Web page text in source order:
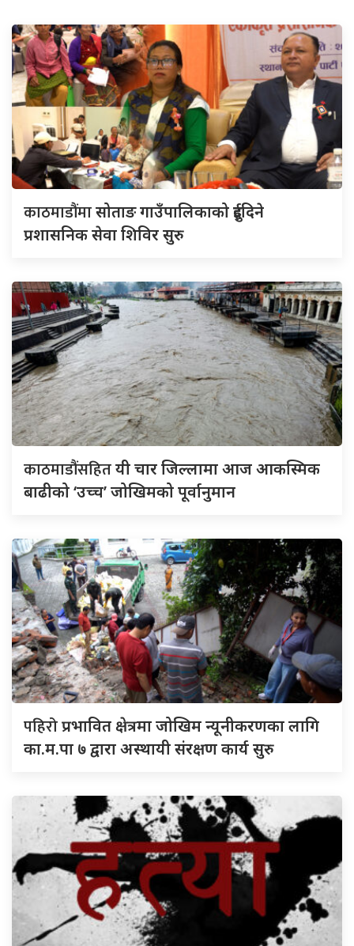
काठमाडौंमासोताङ गाउँपालिकाको दुईदिने
प्रशासनिक सेवा शिविर सुरु
काठमाडौंसहितयी चार जिल्लामा आज आकस्मिक
बाढीको ‘उच्च’ जोखिमको पूर्वानुमान
पहिरोप्रभावित क्षेत्रमा जोखिम न्यूनीकरणका लागि
का.म.पा ७ द्वारा अस्थायी संरक्षण कार्य सुरु